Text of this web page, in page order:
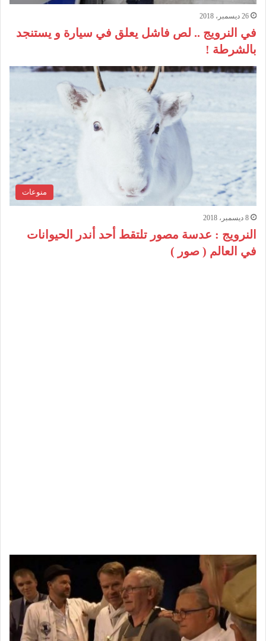
26 ديسمبر، 2018
في النرويج .. لص فاشل يعلق في سيارة و يستنجد
بالشرطة !
منوعات
8 ديسمبر، 2018
النرويج : عدسة مصور تلتقط أحد أندر الحيوانات
في العالم ( صور )